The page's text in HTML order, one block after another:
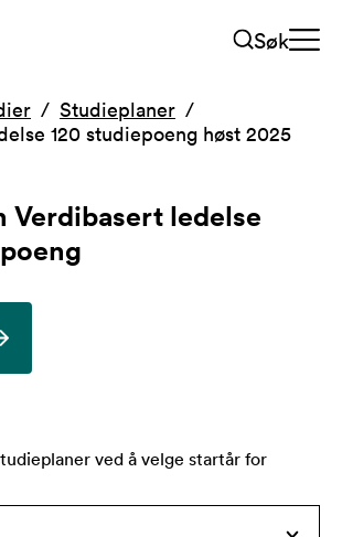
Søk
Studieplaner
120 studiepoeng høst 2025
Verdibasert ledelse
ved å velge startår for